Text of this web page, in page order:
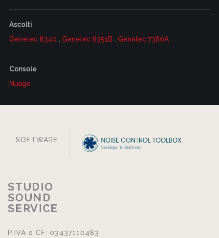
Ascolti
Genelec 8340
Genelec 8351B Genelec 7380A
Console
Nuage
SOFTWARE
STUDIO
SOUND
SERVICE
P.IVA e CF: 03437110483